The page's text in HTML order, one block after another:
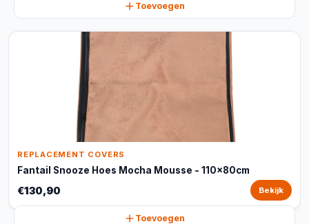
Toevoegen
REPLACEMENT COVERS
Fantail Snooze Hoes Mocha Mousse - 110x80cm
€130,90 Bekijk
Toevoegen